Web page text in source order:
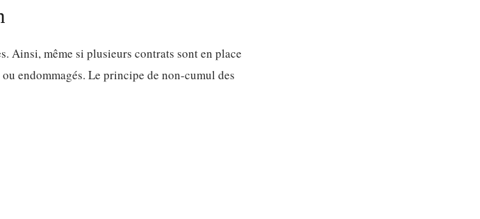
Ainsi, même si plusieurs contrats sont en place
endommagés. Le principe de non-cumul des